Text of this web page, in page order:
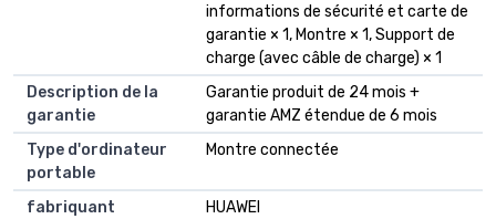
informations de sécurité et carte de
garantie × 1, Montre × 1, Support de
charge (avec câble de charge) × 1
Description de la
garantie
Garantie produit de 24 mois +
garantie AMZ étendue de 6 mois
Type d'ordinateur
portable
Montre connectée
fabriquant
HUAWEI